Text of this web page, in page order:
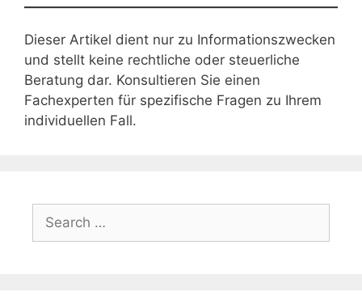
Dieser Artikel dient nur zu Informationszwecken
und stellt keine rechtliche oder steuerliche
Beratung dar. Konsultieren Sie einen
Fachexperten für spezifische Fragen zu Ihrem
individuellen Fall.
for: